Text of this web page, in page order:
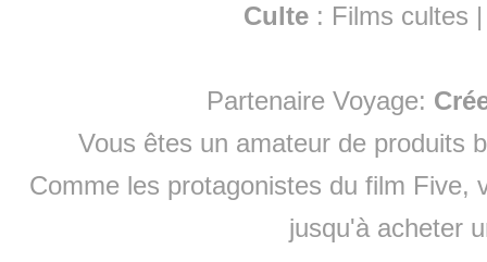
Culte : Films cultes
Partenaire Voyage:
Vous êtes un amateur de produits
Comme les protagonistes du film Five,
jusqu'à acheter